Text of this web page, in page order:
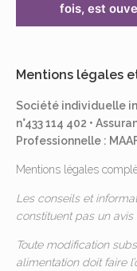
fois, est
Mentions légales
Société individuelle
n°433 114 402 •
Professionnelle :
Mentions légales
Les conseils et
constituent pas un avis
Toute modification
alimentation doit faire